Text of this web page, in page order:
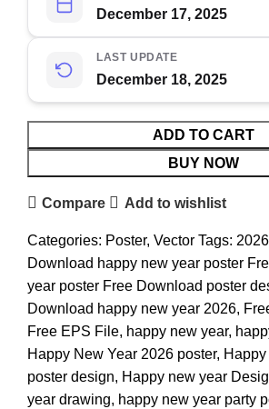
December 17, 2025
LAST UPDATE
December 18, 2025
ADD TO CART
BUY NOW
Compare Add to wishlist
Categories: Poster, Vector Tags: 2026
Download happy new year poster
year poster Free Download poster
Download happy new year 2026,
Free EPS File, happy new year,
Happy New Year 2026 poster,
poster design, Happy new year
year drawing, happy new year party